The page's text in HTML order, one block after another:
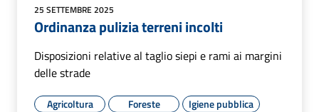
25 SETTEMBRE 2025
Ordinanza pulizia terreni incolti
Disposizioni relative al taglio siepi e rami ai margini
delle strade
Agricoltura Foreste
Igiene pubblica